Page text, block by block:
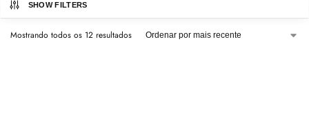
SHOW FILTERS
Mostrando todos os 12 resultados